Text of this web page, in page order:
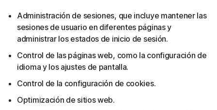
Administración de sesiones, que incluye mantener las
sesiones de usuario en diferentes páginas y
administrar los estados de inicio de sesión.
Control de las páginas web, como la configuración de
idioma y los ajustes de pantalla.
Control de la configuración de cookies.
Optimización de sitios web.